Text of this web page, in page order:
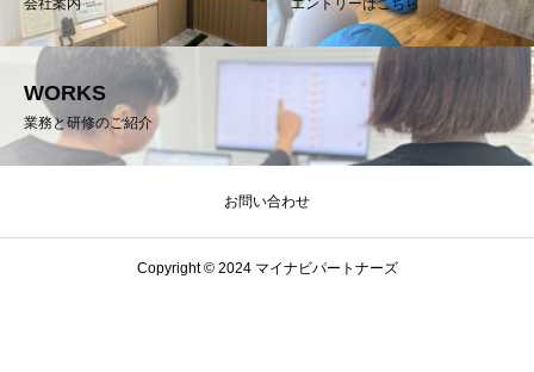
会社案内 エントリーはこちら
WORKS
業務と研修のご紹介
お問い合わせ
Copyright © 2024 マイナビパートナーズ